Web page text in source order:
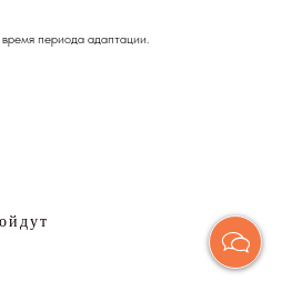
периода адаптации.